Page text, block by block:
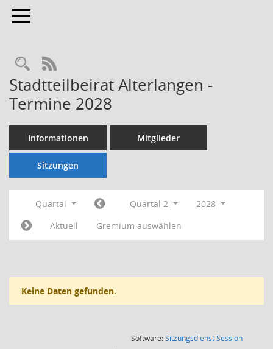
Toggle navigation
Rechercheauswahl
RSS-Feed
Stadtteilbeirat Alterlangen -
Termine 2028
Informationen Mitglieder
Sitzungen
Quartal Quartal 2
2028
Aktuell
Gremium auswählen
Keine Daten gefunden.
Software:SitzungsdienstSession(Wird in